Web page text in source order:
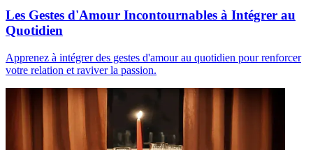
Les Gestes d'Amour Incontournables à Intégrer au
Quotidien
Apprenez à intégrer des gestes d'amour au quotidien pour renforcer
votre relation et raviver la passion.